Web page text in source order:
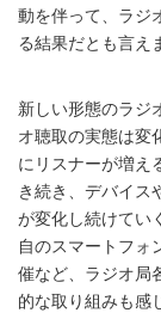
動を伴って、ラジ
る結果だとも言え
新しい形態のラジ
オ聴取の実態は変
にリスナーが増え
き続き、デバイス
が変化し続けてい
自のスマートフォ
催など、ラジオ局
的な取り組みも感